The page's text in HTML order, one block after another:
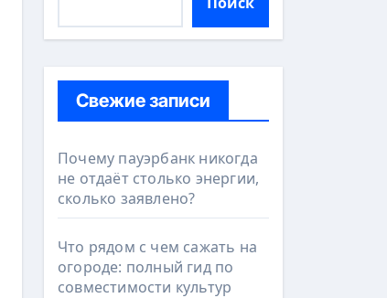
Свежие записи
Почему пауэрбанк никогда
не отдаёт столько энергии,
сколько заявлено?
Что рядом с чем сажать на
огороде: полный гид по
совместимости культур